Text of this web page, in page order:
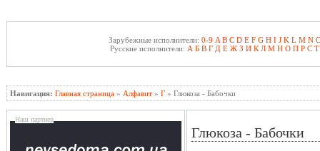
Зарубежные исполнители: 0-9 A B C D E F G H I J K L M N
Русские исполнители: А Б В Г Д Е Ж З И К Л М Н О П Р С Т
Навигация: Главная страница » Алфавит » Г » Глюкоза - Бабочки
Наш партнер
Глюкоза - Бабочки